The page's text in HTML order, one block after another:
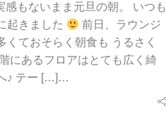
もないまま元旦の朝。 いつも
起きました
前日、ラウンジ
ておそらく朝食も うるさく
にあるフロアはとても広く綺
♪ テー […]…